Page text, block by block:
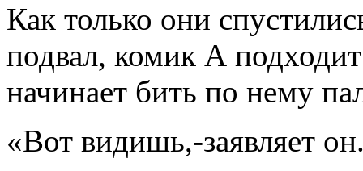
Как только они
подвал, комик А
начинает бить по нему
«Вот видишь,-заявляет